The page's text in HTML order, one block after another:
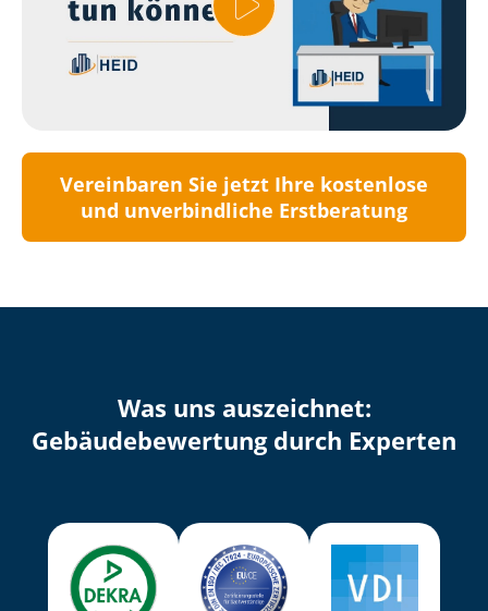
Vereinbaren Sie jetzt Ihre kostenlose
und unverbindliche Erstberatung
Was uns auszeichnet:
Ge­bäu­de­be­wer­tung durch Experten